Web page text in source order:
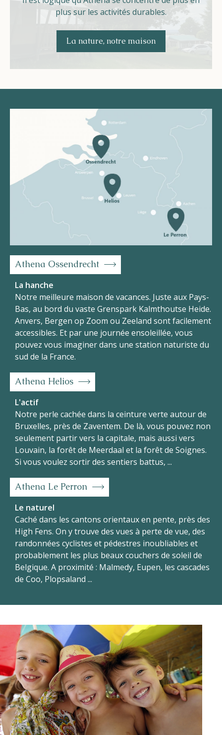
plus sur les activités durables.
La nature, notre maison
Athena Ossendrecht
La hanche
Notre meilleure maison de vacances. Juste aux Pays-
Bas, au bord du vaste Grenspark Kalmthoutse Heide.
Anvers, Bergen op Zoom ou Zeeland sont facilement
accessibles. Et par une journée ensoleillée, vous
pouvez vous imaginer dans une station naturiste du
sud de la France.
Athena Helios
L'actif
Notre perle cachée dans la ceinture verte autour de
Bruxelles, près de Zaventem. De là, vous pouvez non
seulement partir vers la capitale, mais aussi vers
Louvain, la forêt de Meerdaal et la forêt de Soignes.
Si vous voulez sortir des sentiers battus, ...
Athena Le Perron
Le naturel
Caché dans les cantons orientaux en pente, près des
High Fens. On y trouve des vues à perte de vue, des
randonnées cyclistes et pédestres inoubliables et
probablement les plus beaux couchers de soleil de
Belgique. A proximité : Malmedy, Eupen, les cascades
de Coo, Plopsaland ...